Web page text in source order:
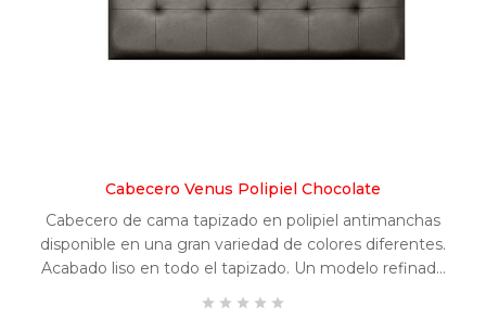
Cabecero Venus Polipiel Chocolate
Cabecero de cama tapizado en polipiel antimanchas
disponible en una gran variedad de colores diferentes.
Acabado liso en todo el tapizado. Un modelo refinado
    